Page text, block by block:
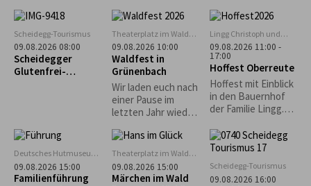
Scheidegg-Tourismus
09.08.2026 08:00
Scheidegger
Glutenfrei-
"Guni´s Panificio"
Theaterplatz im Wald
bei Grünenbach
09.08.2026 10:00
Waldfest in
Grünenbach
Wir laden euch nach
einer Pause im
letzten Jahr wieder
Waldfest ein und
freuen uns auf
euren zahlreichen
Besuch! Eure
Lingg Christoph und
Katrin
09.08.2026 11:00 -
17:00
Hoffest Oberreute
Hoffest mit Einblick
in den Bauernhof
der Familie Lingg.
Mittagstisch. Kaffee
und Kuchen.
Hüpfburg
Deutsches Hutmuseum,
Lindenberg
09.08.2026 15:00
Familienführung
Theaterplatz im Wald
bei Grünenbach
09.08.2026 15:00
Märchen im Wald
Scheidegg-Tourismus
09.08.2026 16:00